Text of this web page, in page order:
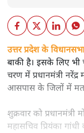
उत्तर प्रदेश के
बाकी है। इसके लिए भी
चरण में प्रधानमंत्री
आसपास के जिलों में
शुक्रवार को प्रधानमंत्री
महासचिव प्रियंका गांधी